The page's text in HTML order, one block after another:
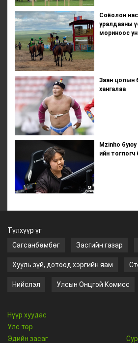
Соёолон
уралдааны
мориноос
Заан цолын
хангалаа
Mzinho
ийн
Түлхүүр үг
Сагсанбөмбөг
Засгийн газар
Хууль зүй, дотоод хэргийн яам
Нийслэл Улсын Онцгой Комисс
Нүүр хуудас
Улс төр
Эдийн засаг